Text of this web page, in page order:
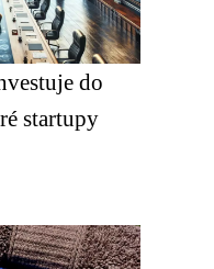
do
startupy